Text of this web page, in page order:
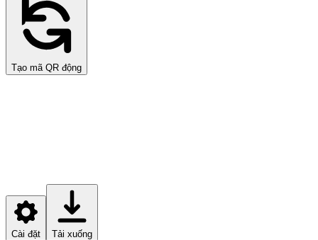
Tạo mã QR động
Cài đặt Tải xuống